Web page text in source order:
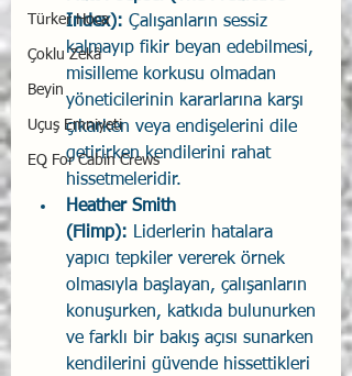
Türker Hoca
Çoklu Zekâ
Beyin
Uçuş Emniyeti
EQ For Cabin Crews
Index): Çalışanların sessiz
kalmayıp fikir beyan edebilmesi,
misilleme korkusu olmadan
yöneticilerinin kararlarına karşı
çıkarken veya endişelerini dile
getirirken kendilerini rahat
hissetmeleridir.
Heather Smith
(Flimp): Liderlerin hatalara
yapıcı tepkiler vererek örnek
olmasıyla başlayan, çalışanların
konuşurken, katkıda bulunurken
ve farklı bir bakış açısı sunarken
kendilerini güvende hissettikleri